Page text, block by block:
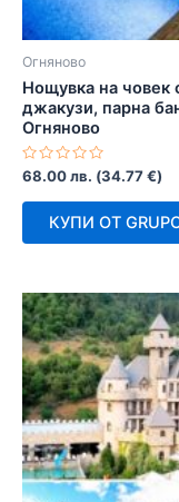
Огняново
Нощувка на човек
джакузи, парна
Огняново
Оценено
0
68.00лв. (34.77€)
КУПИ ОТ